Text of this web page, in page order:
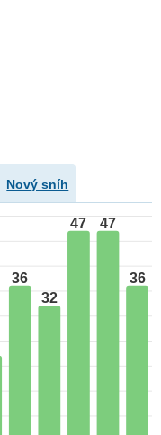
Nový sníh
36
32
47 47
36